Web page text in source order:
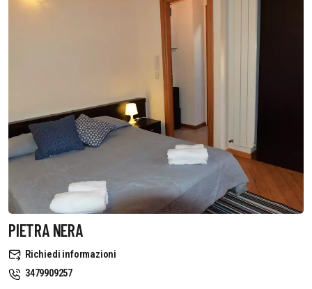
PIETRA NERA
Richiedi informazioni
3479909257